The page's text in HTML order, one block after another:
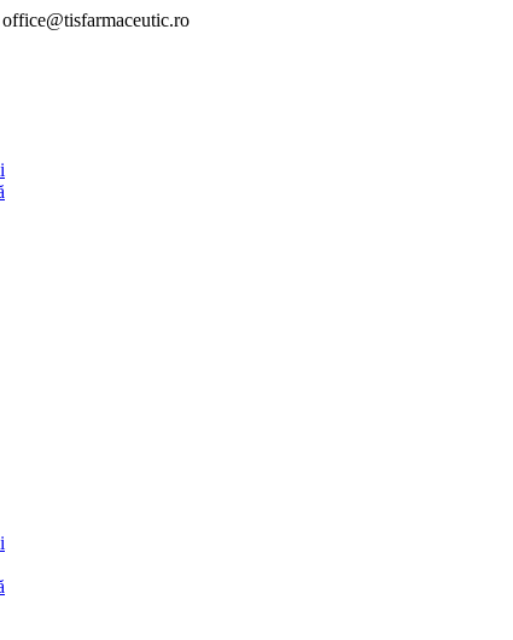
office@tisfarmaceutic.ro